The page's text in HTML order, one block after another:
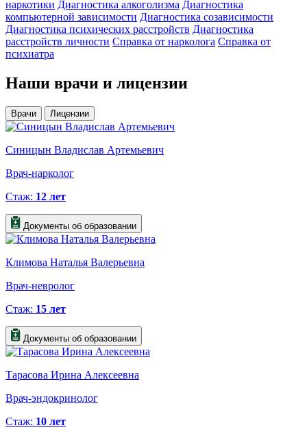
наркотики Диагностика алкоголизма Диагностика
компьютерной зависимости Диагностика созависимости
Диагностика психических расстройств Диагностика
расстройств личности Справка от нарколога Справка от
психиатра
Наши врачи и лицензии
Врачи Лицензии
Синицын Владислав Артемьевич
Врач-нарколог
Стаж: 12 лет
Документы об образовании
Климова Наталья Валерьевна
Врач-невролог
Стаж: 15 лет
Документы об образовании
Тарасова Ирина Алексеевна
Врач-эндокринолог
Стаж: 10 лет